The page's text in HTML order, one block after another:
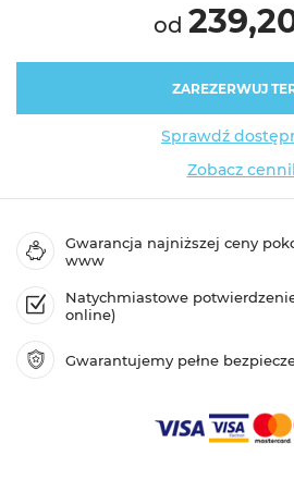
od
ZAREZERWUJ
Sprawdź
Zobacz
Gwarancja najniższej ceny
www
Natychmiastowe
online)
Gwarantujemy pełne